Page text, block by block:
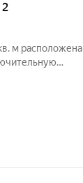
2
м расположена